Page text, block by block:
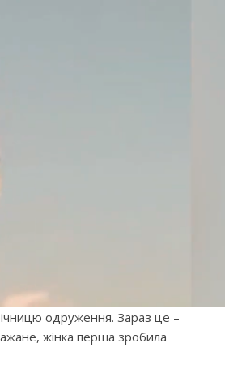
одруження. Зараз це –
жінка перша зробила